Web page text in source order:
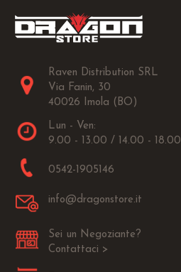
Raven Distribution SRL
Via Fanin, 30
40026 Imola (BO)
Lun - Ven:
9.00 - 13.00 / 14.00 - 18.00
0542-1905146
info@dragonstore.it
Sei un Negoziante?
Contattaci >